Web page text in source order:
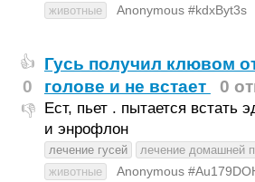
животные
Anonymous #kdxByt3s
👍
0
👎
Гусь получил клювом
голове и не встает
0
Ест, пьет . пытается встать
и энрофлон
лечение гусей лечение домашней
животные
Anonymous